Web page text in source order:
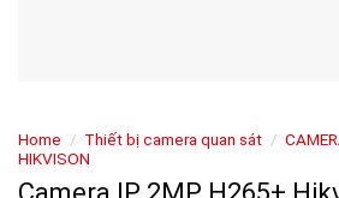
Home / Thiết bị camera quan sát /
HIKVISON